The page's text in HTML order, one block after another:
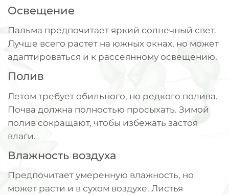
Освещение
Пальма предпочитает яркий солнечный свет.
Лучше всего растет на южных окнах, но может
адаптироваться и к рассеянному освещению.
Полив
Летом требует обильного, но редкого полива.
Почва должна полностью просыхать. Зимой
полив сокращают, чтобы избежать застоя
влаги.
Влажность воздуха
Предпочитает умеренную влажность, но
может расти и в сухом воздухе. Листья